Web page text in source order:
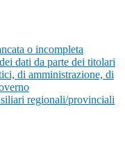
o incompleta
dati da parte dei titolari
di amministrazione, di
regionali/provinciali